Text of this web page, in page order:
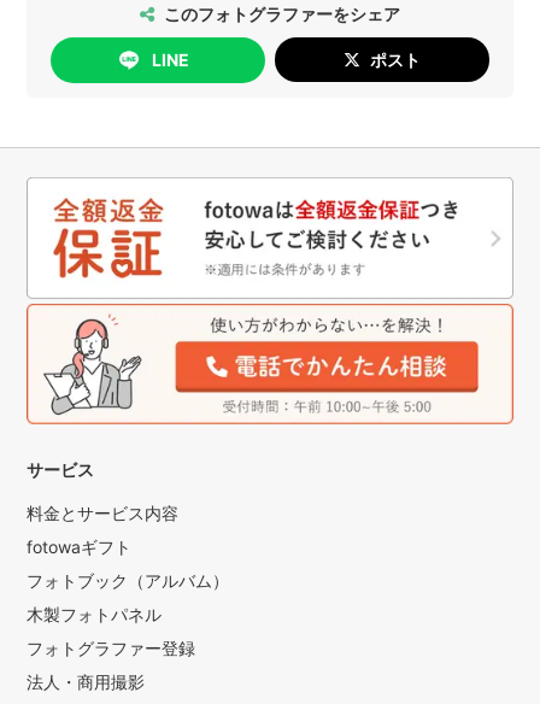
[日時変更]
無料で行っていただけます。
[キャンセル]
このフォトグラファーをシェア
LINE ポスト
サービス
料金とサービス内容
fotowaギフト
フォトブック（アルバム）
木製フォトパネル
フォトグラファー登録
法人・商用撮影